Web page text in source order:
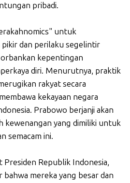
pribadi.
untuk
dan perilaku segelintir
kepentingan
diri. Menurutnya, praktik
rakyat secara
kekayaan negara
Prabowo berjanji akan
kewenangan yang dimiliki untuk
semacam ini.
Presiden Republik Indonesia,
mereka yang besar dan